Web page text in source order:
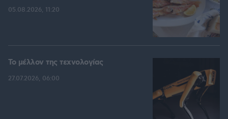
05.08.2026, 11:20
Το μέλλον της τεχνολογίας
27.07.2026, 06:00